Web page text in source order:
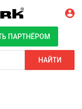
ПАРТНЁРОМ
НАЙТИ